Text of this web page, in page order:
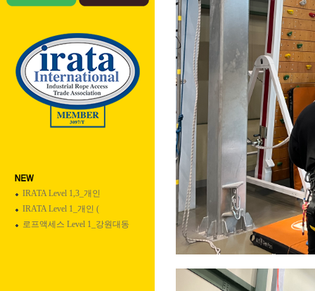
IRATA Level 1,3_개인
IRATA Level 1_개인 (
로프액세스 Level 1_강원대동